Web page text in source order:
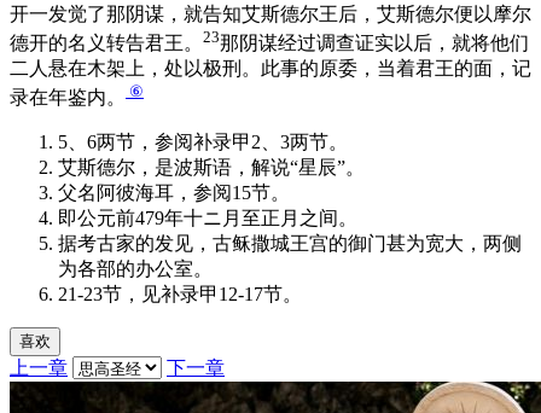
开一发觉了那阴谋，就告知艾斯德尔王后，艾斯德尔便以摩尔
德开的名义转告君王。 23那阴谋经过调查证实以后，就将他们
二人悬在木架上，处以极刑。此事的原委，当着君王的面，记
录在年鉴内。
⑥
5、6两节，参阅补录甲2、3两节。
艾斯德尔，是波斯语，解说“星辰”。
父名阿彼海耳，参阅15节。
即公元前479年十ニ月至正月之间。
据考古家的发见，古稣撒城王宫的御门甚为宽大，两侧
为各部的办公室。
21-23节，见补录甲12-17节。
喜欢
上一章 下一章